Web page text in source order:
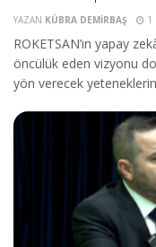
YAZAN KÜBRA DEMIRBAŞ 1
ROKETSAN’ın yapay
öncülük eden vizyonu
yön verecek